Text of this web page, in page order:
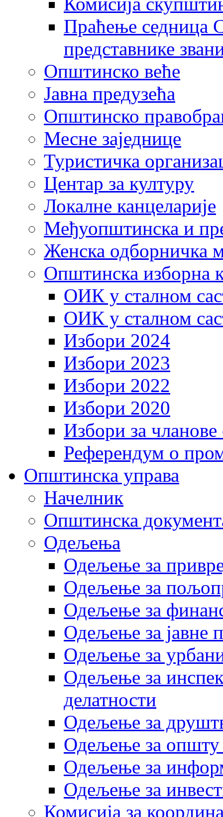
Праћење седница
представнике
Општинско веће
Јавна предузећа
Општинско
Месне заједнице
Туристичка
Центaр за културу
Локалне канцеларије
Међуопштинска и
Женска одборничка
Општинска изборна
ОИК у сталном
ОИК у сталном
Избори 2024
Избори 2023
Избори 2022
Избори 2020
Избори за
Референдум о
Општинска управа
Начелник
Општинска
Одељења
Одељење за
Одељење за
Одељење за
Одељење за јавне
Одељење за
Одељење за
делатности
Одељење за
Одељење за општу
Одељење за
Одељење за
Комисија за